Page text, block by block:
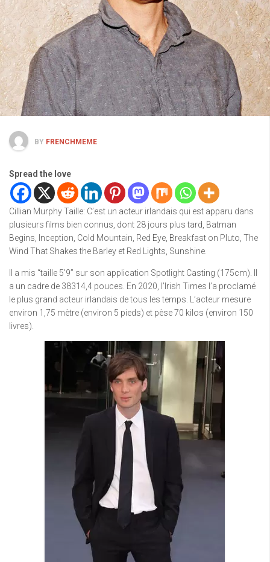
BY FRENCHMEME
Spread the love
Cillian Murphy Taille: C’est un acteur irlandais qui est apparu dans
plusieurs films bien connus, dont 28 jours plus tard, Batman
Begins, Inception, Cold Mountain, Red Eye, Breakfast on Pluto, The
Wind That Shakes the Barley et Red Lights, Sunshine.
Il a mis “taille 5’9” sur son application Spotlight Casting (175cm). Il
a un cadre de 38314,4 pouces. En 2020, l’Irish Times l’a proclamé
le plus grand acteur irlandais de tous les temps. L’acteur mesure
environ 1,75 mètre (environ 5 pieds) et pèse 70 kilos (environ 150
livres).